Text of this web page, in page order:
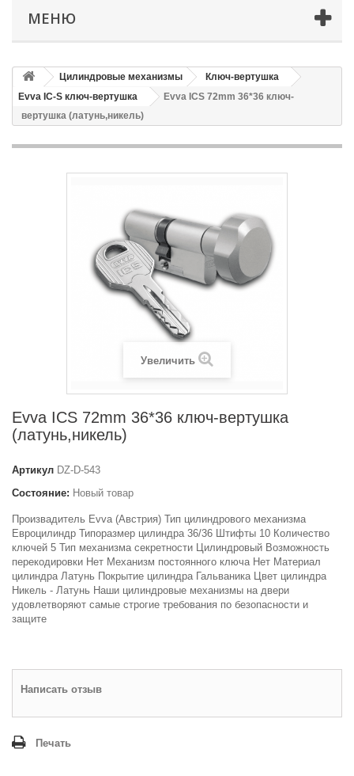
МЕНЮ
Цилиндровые механизмы
Ключ-вертушка
Evva IC-S ключ-вертушка
Evva ICS 72mm 36*36 ключ-
вертушка (латунь,никель)
Увеличить
Evva ICS 72mm 36*36 ключ-вертушка
(латунь,никель)
Артикул DZ-D-543
Состояние: Новый товар
Произвадитель Evva (Австрия) Тип цилиндрового механизма
Евроцилиндр Типоразмер цилиндра 36/36 Штифты 10 Количество
ключей 5 Тип механизма секретности Цилиндровый Возможность
перекодировки Нет Механизм постоянного ключа Нет Материал
цилиндра Латунь Покрытие цилиндра Гальваника Цвет цилиндра
Никель - Латунь Наши цилиндровые механизмы на двери
удовлетворяют самые строгие требования по безопасности и
защите
Написать отзыв
Печать